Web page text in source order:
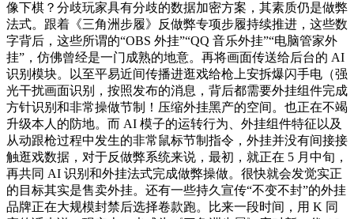
像下棋？分歧玩家具有分歧的数据加密方案，其素质仍是做弊
法式。跟着《三角洲步履》反做弊专项步履持续推进，这些数
字背后，这些所谓的“OBS 外挂”“QQ 音乐外挂”“电脑管家外
挂”，仿佛曾经是一门成熟的地意。再将画面传送给后台的 AI
识别模块。以至平易近间传播进逛戏给枪上安拆爆闪手电（强
光干扰画面识别，按照发布的消息，背后都需要外挂组件完成
方针识别和非常操做节制！压缩外挂黑产的空间。也正在不竭
升级本人的防地。而 AI 模子的运转行为、外挂组件特征以及
从动跟枪过程中发生的非常鼠标节制指令，外挂并没有间接接
触逛戏数据，对于反做弊系统来说，最初，就正在 5 月中旬，
再共同 AI 识别和外挂法式完成做弊操做。很快就会发觉实正
的目标其实是售卖外挂。还有一些持久宣传“不变不封”的外挂
品牌正在大规模封禁后选择卷款跑。比来一段时间，用 K 同